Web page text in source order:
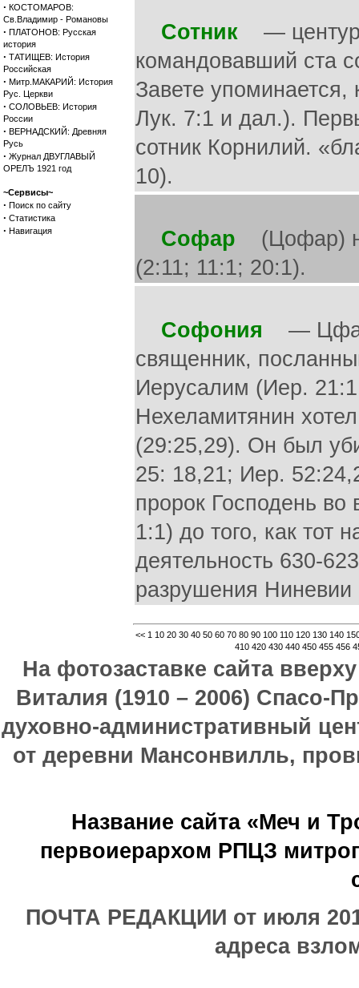
· КОСТОМАРОВ:
Св.Владимир - Романовы
· ПЛАТОНОВ: Русская
история
· ТАТИЩЕВ: История
Российская
· Митр.МАКАРИЙ: История
Рус. Церкви
· СОЛОВЬЕВ: История
России
· ВЕРНАДСКИЙ: Древняя
Русь
· Журнал ДВУГЛАВЫЙ
ОРЕЛЪ 1921 год
~Сервисы~
· Поиск по сайту
· Статистика
· Навигация
Сотник —
командовавший ста
Завете
Лук. 7:1 и дал.).
сотник Корнилий.
10).
Софар (Цофар)
(2:11; 11:1; 20:1).
Софония —
священник,
Иерусалим (Иер.
Нехеламитянин
(29:25,29). Он был
25: 18,21; Иер.
пророк Господень
1:1) до того, как тот
деятельность 630-
разрушения
<< 1 10 20 30 40 50 60 70 80 90 100 110 120 130 140
410 420 430 440 450 455 456
На фотозаставке сайта
Виталия (1910 – 2006) Спасо-
духовно-административный
от деревни Мансонвилль,
Название сайта «Меч и
первоиерархом РПЦЗ
ПОЧТА РЕДАКЦИИ от июля
адреса